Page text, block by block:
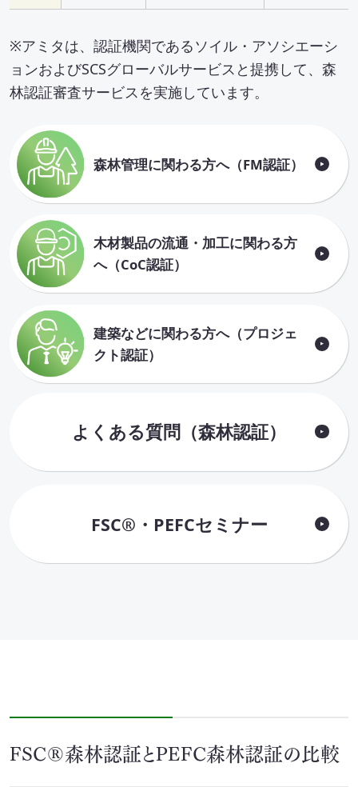
※アミタは、認証機関であるソイル・アソシエーシ
ョンおよびSCSグローバルサービスと提携して、森
林認証審査サービスを実施しています。
森林管理に関わる方へ（FM認証）
木材製品の流通・加工に関わる方
へ（CoC認証）
建築などに関わる方へ（プロジェ
クト認証）
よくある質問（森林認証）
FSC®・PEFCセミナー
FSC®森林認証とPEFC森林認証の比較